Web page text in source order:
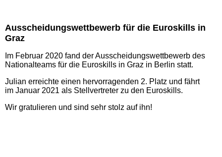
Ausscheidungswettbewerb für die Euroskills in
Graz
Im Februar 2020 fand der Ausscheidungswettbewerb des
Nationalteams für die Euroskills in Graz in Berlin statt.
Julian erreichte einen hervorragenden 2. Platz und fährt
im Januar 2021 als Stellvertreter zu den Euroskills.
Wir gratulieren und sind sehr stolz auf ihn!